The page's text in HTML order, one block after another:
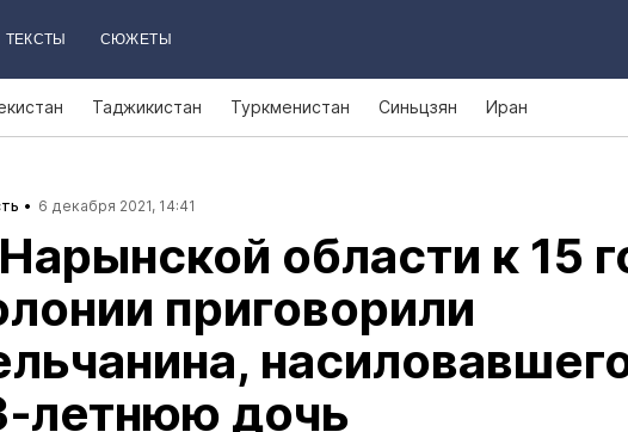
ТЕКСТЫ СЮЖЕТЫ
Таджикистан Туркменистан Синьцзян Иран
6 декабря 2021, 14:41
области к 15
приговорили
дочь